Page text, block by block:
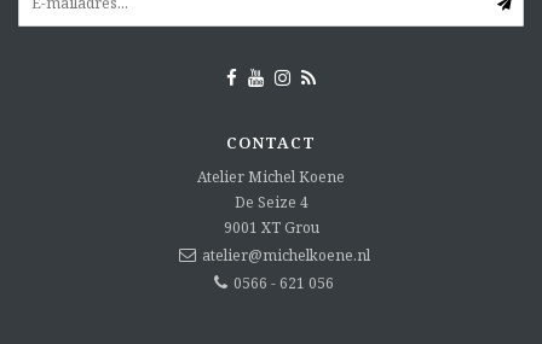
CONTACT
Atelier Michel Koene
De Seize 4
9001 XT Grou
atelier@michelkoene.nl
0566 - 621 056